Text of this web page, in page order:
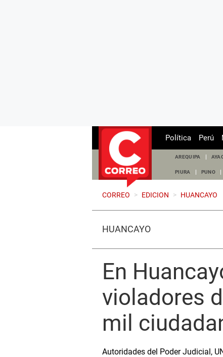
Política Perú
AREQUIPA
PIURA PUNO
CORREO > EDICION > HUANCAYO
HUANCAYO
En
violadores
mil
Autoridades del Poder Judicial,